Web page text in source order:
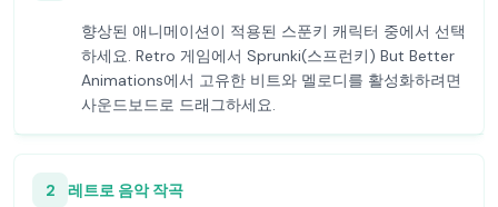
향상된 애니메이션이 적용된 스푼키 캐릭터 중에서 선택
하세요. Retro 게임에서 Sprunki(스프런키) But Better
Animations에서 고유한 비트와 멜로디를 활성화하려면
사운드보드로 드래그하세요.
2 레트로 음악 작곡